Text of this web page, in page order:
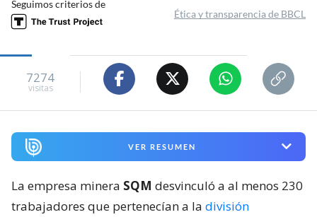
Seguimos criterios de
Ética y transparencia de BBCL
7274
visitas
VER RESUMEN
La empresa minera SQM desvinculó a al menos 230
trabajadores que pertenecían a la división